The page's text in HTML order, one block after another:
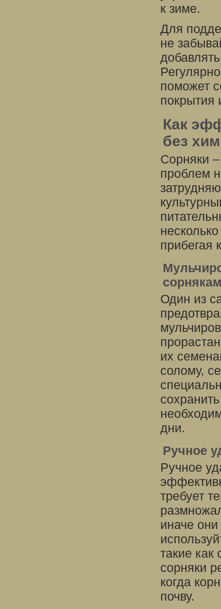
к зиме.
Для
не
поможет
покрытия
Как
без
Сорняки
проблем
прибегая
Один из
их
солому,
дни.
Ручное
Ручное
требует
иначе они
такие как
сорняки
когда
почву.